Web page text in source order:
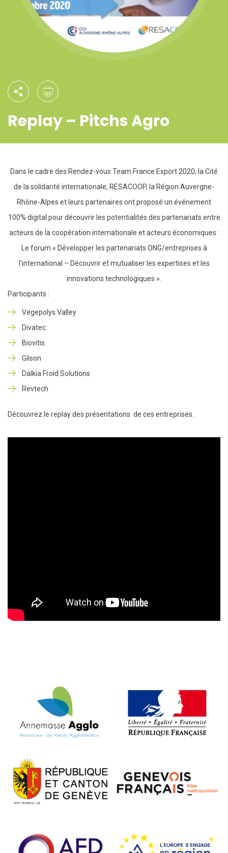
Replay – Pitchs Agro
Dans le cadre des Rendez-vous Team France Export 2020, la Cité
de la solidarité internationale, RESACOOP, la Région Auvergne-
Rhône-Alpes et leurs partenaires ont proposé un événement
100% digital pour découvrir les potentialités des partenariats entre
acteurs de la coopération internationale et acteurs économiques :
Le forum « Développer les partenariats ONG/entreprises à
l’international – Découvrir et mutualiser les expertises et les
innovations technologiques ».
Participants :
Vegepolys Valley
Divatec
Biovitis
Gilson
Dalkia Froid Solutions
Revtech
Découvrez le replay des présentations de ces entreprises.